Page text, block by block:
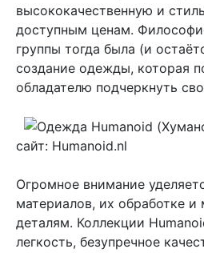
высококачественную и
доступным ценам.
группы тогда была (и
создание одежды, которая
обладателю подчеркнуть
сайт: Humanoid.nl
Огромное внимание
материалов, их обработке
деталям. Коллекции
легкость, безупречное